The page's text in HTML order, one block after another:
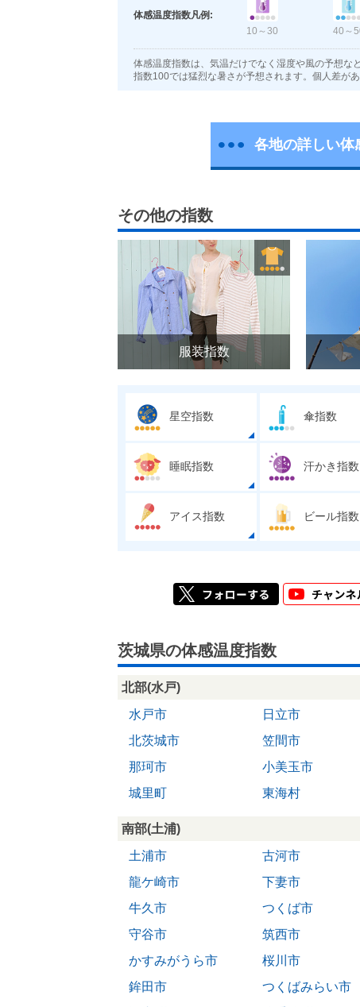
体感温度指数凡例:
10～30
40～
体感温度指数は、気温だけでなく湿度や風の予想な
指数100では猛烈な暑さが予想されます。個人差が
各地の詳しい体
その他の指数
服装指数
星空指数 傘指数
睡眠指数 汗かき指数
アイス指数 ビール指数
茨城県の体感温度指数
北部(水戸)
水戸市
日立市
北茨城市
笠間市
那珂市
小美玉市
城里町
東海村
南部(土浦)
土浦市
古河市
龍ケ崎市
下妻市
牛久市
つくば市
守谷市
筑西市
かすみがうら市
桜川市
鉾田市
つくばみらい市